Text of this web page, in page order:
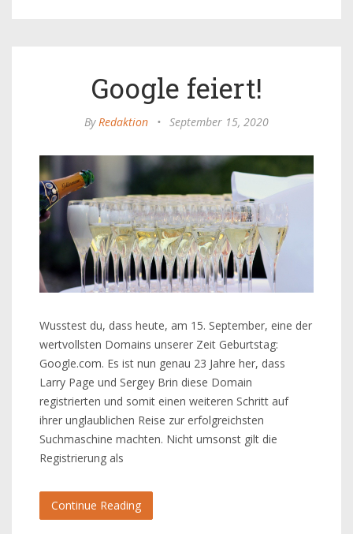
Google feiert!
ByRedaktion • September 15, 2020
Wusstest du, dass heute, am 15. September, eine der
wertvollsten Domains unserer Zeit Geburtstag:
Google.com. Es ist nun genau 23 Jahre her, dass
Larry Page und Sergey Brin diese Domain
registrierten und somit einen weiteren Schritt auf
ihrer unglaublichen Reise zur erfolgreichsten
Suchmaschine machten. Nicht umsonst gilt die
Registrierung als
Continue Reading